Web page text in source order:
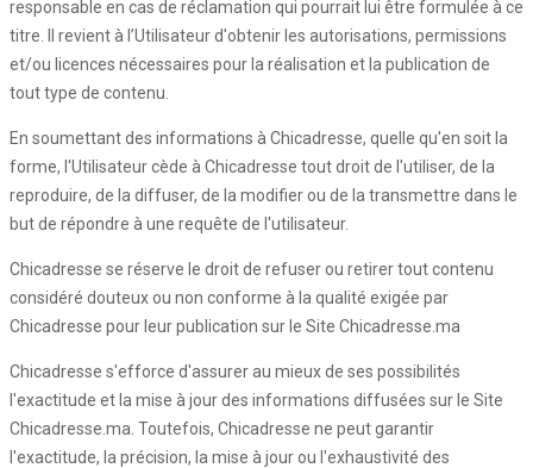
responsable en cas de réclamation qui pourrait lui être formulée à ce
titre. Il revient à l’Utilisateur d'obtenir les autorisations, permissions
et/ou licences nécessaires pour la réalisation et la publication de
tout type de contenu.
En soumettant des informations à Chicadresse, quelle qu'en soit la
forme, l'Utilisateur cède à Chicadresse tout droit de l'utiliser, de la
reproduire, de la diffuser, de la modifier ou de la transmettre dans le
but de répondre à une requête de l'utilisateur.
Chicadresse se réserve le droit de refuser ou retirer tout contenu
considéré douteux ou non conforme à la qualité exigée par
Chicadresse pour leur publication sur le Site Chicadresse.ma
Chicadresse s'efforce d'assurer au mieux de ses possibilités
l'exactitude et la mise à jour des informations diffusées sur le Site
Chicadresse.ma. Toutefois, Chicadresse ne peut garantir
l'exactitude, la précision, la mise à jour ou l'exhaustivité des